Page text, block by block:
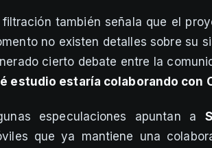
filtración también señala que el
no existen detalles sobre su
cierto debate entre la
estudio estaría colaborando con
especulaciones apuntan a
que ya mantiene una